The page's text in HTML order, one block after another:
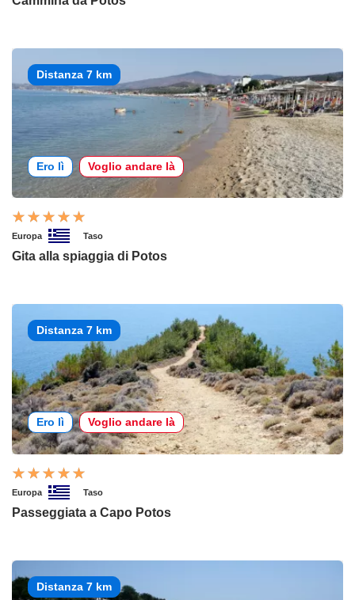
Distanza 7 km
Ero lì Voglio andare là
Europa Taso
Gita alla spiaggia di Potos
Distanza 7 km
Ero lì Voglio andare là
Europa Taso
Passeggiata a Capo Potos
Distanza 7 km